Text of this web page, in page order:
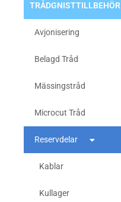
TRÅDGNISTTILLBEHÖR
Avjonisering
Belagd Tråd
Mässingstråd
Microcut Tråd
Reservdelar
Kablar
Kullager